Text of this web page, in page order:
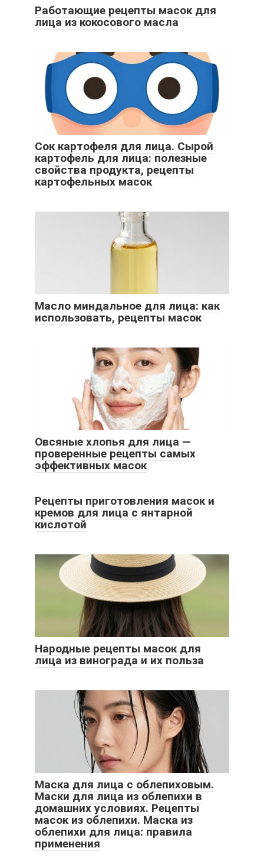
Работающие рецепты масок для
лица из кокосового масла
Сок картофеля для лица. Сырой
картофель для лица: полезные
свойства продукта, рецепты
картофельных масок
Масло миндальное для лица: как
использовать, рецепты масок
Овсяные хлопья для лица —
проверенные рецепты самых
эффективных масок
Рецепты приготовления масок и
кремов для лица с янтарной
кислотой
Народные рецепты масок для
лица из винограда и их польза
Маска для лица с облепиховым.
Маски для лица из облепихи в
домашних условиях. Рецепты
масок из облепихи. Маска из
облепихи для лица: правила
применения